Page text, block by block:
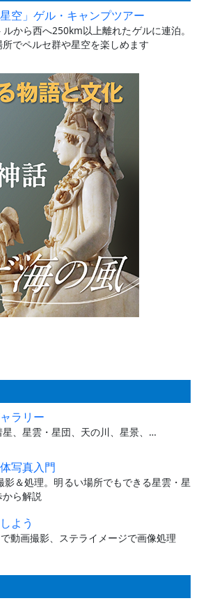
空」ゲル・キャンプツアー
から西へ250km以上離れたゲルに連泊。
でペルセ群や星空を楽しめます
ラリー
星、星雲・星団、天の川、星景、…
写真入門
影＆処理。明るい場所でもできる星雲・星
ら解説
よう
動画撮影、ステライメージで画像処理